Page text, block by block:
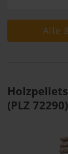
Alle
(PLZ 72290)